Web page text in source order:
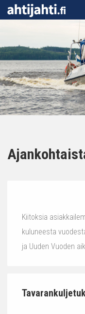
Kiitoksia
kuluneesta
ja Uuden Vuoden